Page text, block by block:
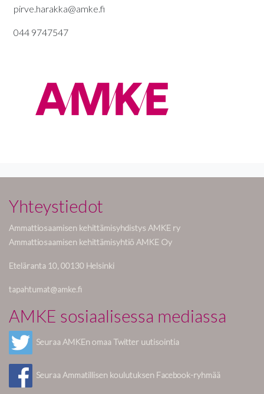
pirve.harakka@amke.fi
044 9747547
Yhteystiedot
Ammattiosaamisen kehittämisyhdistys AMKE ry
Ammattiosaamisen kehittämisyhtiö AMKE Oy
Eteläranta 10, 00130 Helsinki
tapahtumat@amke.fi
AMKE sosiaalisessa mediassa
Seuraa AMKEn omaa Twitter uutisointia
Seuraa Ammatillisen koulutuksen Facebook-ryhmää